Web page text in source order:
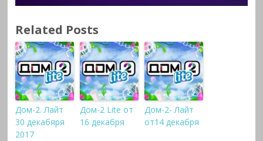
Related Posts
Дом-2. Лайт
30 декабяря
2017
Дом-2 Lite от
16 декабря
Дом-2- Лайт
от14 декабря